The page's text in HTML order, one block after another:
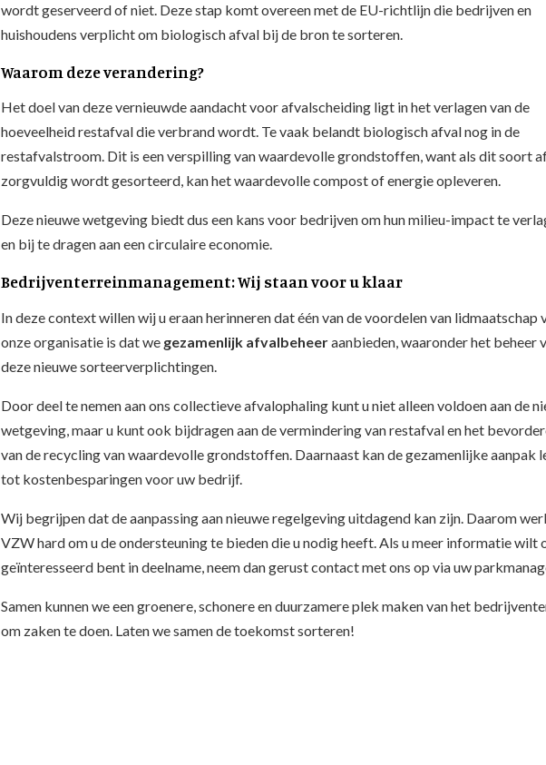
wordt geserveerd of niet. Deze stap komt overeen met de EU-richtlijn die bedrijven en
huishoudens verplicht om biologisch afval bij de bron te sorteren.
Waarom deze verandering?
Het doel van deze vernieuwde aandacht voor afvalscheiding ligt in het verlagen van de
hoeveelheid restafval die verbrand wordt. Te vaak belandt biologisch afval nog in de
restafvalstroom. Dit is een verspilling van waardevolle grondstoffen, want als dit soort
zorgvuldig wordt gesorteerd, kan het waardevolle compost of energie opleveren.
Deze nieuwe wetgeving biedt dus een kans voor bedrijven om hun milieu-impact te
en bij te dragen aan een circulaire economie.
Bedrijventerreinmanagement: Wij staan voor u klaar
In deze context willen wij u eraan herinneren dat één van de voordelen van lidmaatschap
onze organisatie is dat we gezamenlijk afvalbeheeraanbieden, waaronder het beheer
deze nieuwe sorteerverplichtingen.
Door deel te nemen aan ons collectieve afvalophaling kunt u niet alleen voldoen aan de
wetgeving, maar u kunt ook bijdragen aan de vermindering van restafval en het
van de recycling van waardevolle grondstoffen. Daarnaast kan de gezamenlijke aanpak
tot kostenbesparingen voor uw bedrijf.
Wij begrijpen dat de aanpassing aan nieuwe regelgeving uitdagend kan zijn. Daarom
VZW hard om u de ondersteuning te bieden die u nodig heeft. Als u meer informatie wilt
geïnteresseerd bent in deelname, neem dan gerust contact met ons op via uw
Samen kunnen we een groenere, schonere en duurzamere plek maken van het
om zaken te doen. Laten we samen de toekomst sorteren!